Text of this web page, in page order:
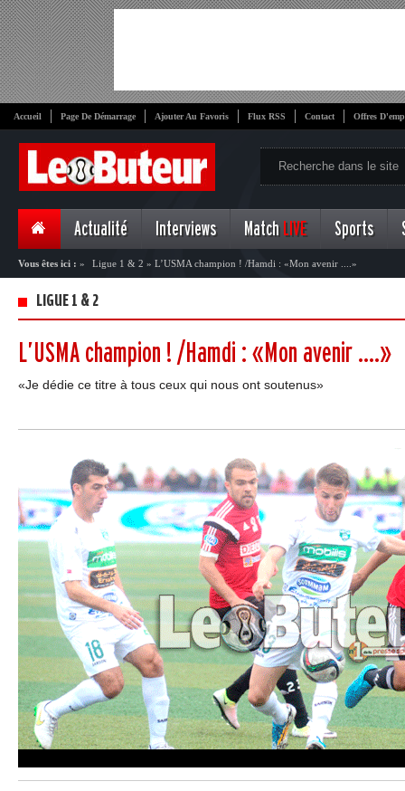
Accueil Page De Démarrage Ajouter Au Favoris Flux RSS Contact Offres
Actualité Interviews Match LIVE Sports
Vous êtes ici : » Ligue 1 & 2 » L’USMA champion ! /Hamdi : «Mon avenir ....»
LIGUE 1 & 2
L’USMA champion ! /Hamdi : «Mon avenir ....»
«Je dédie ce titre à tous ceux qui nous ont soutenus»